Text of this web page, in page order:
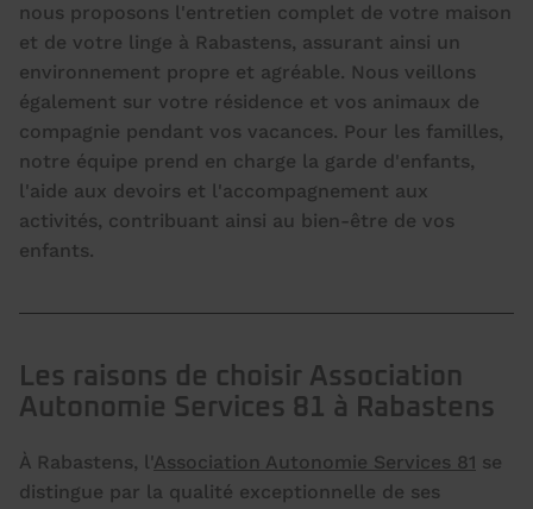
nous proposons l'entretien complet de votre maison
et de votre linge à Rabastens, assurant ainsi un
environnement propre et agréable. Nous veillons
également sur votre résidence et vos animaux de
compagnie pendant vos vacances. Pour les familles,
notre équipe prend en charge la garde d'enfants,
l'aide aux devoirs et l'accompagnement aux
activités, contribuant ainsi au bien-être de vos
enfants.
Les raisons de choisir Association
Autonomie Services 81 à Rabastens
À Rabastens, l'Association Autonomie Services 81 se
distingue par la qualité exceptionnelle de ses